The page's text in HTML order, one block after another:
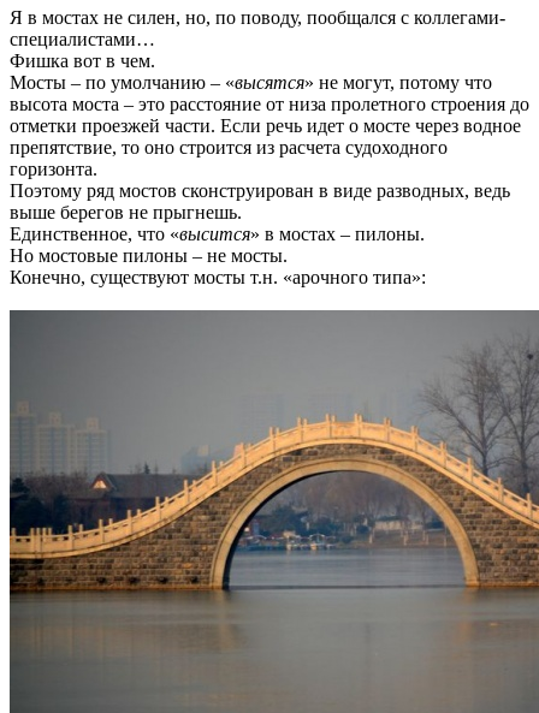
Я в мостах не силен, но, по поводу, пообщался с коллегами-
специалистами…
Фишка вот в чем.
Мосты – по умолчанию – «высятся» не могут, потому что
высота моста – это расстояние от низа пролетного строения до
отметки проезжей части. Если речь идет о мосте через водное
препятствие, то оно строится из расчета судоходного
горизонта.
Поэтому ряд мостов сконструирован в виде разводных, ведь
выше берегов не прыгнешь.
Единственное, что «высится» в мостах – пилоны.
Но мостовые пилоны – не мосты.
Конечно, существуют мосты т.н. «арочного типа»: